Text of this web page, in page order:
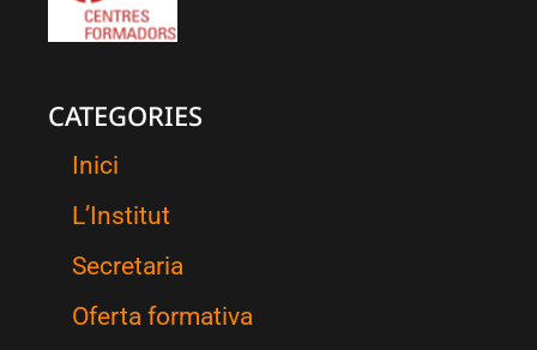
CATEGORIES
Inici
L’Institut
Secretaria
Oferta formativa